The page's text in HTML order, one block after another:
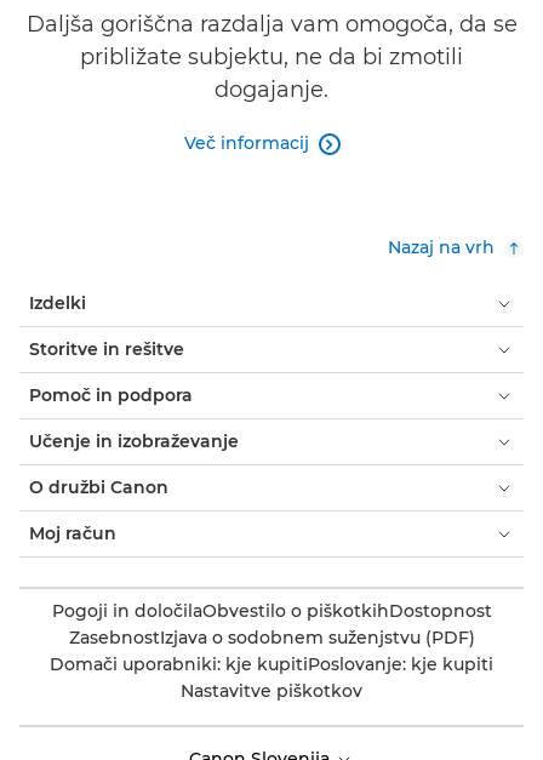
Daljša goriščna razdalja vam omogoča, da se
približate subjektu, ne da bi zmotili
dogajanje.
Več informacij 
Nazaj na vrh
Izdelki
Storitve in rešitve
Pomoč in podpora
Učenje in izobraževanje
O družbi Canon
Moj račun
Pogoji in določilaObvestilo o piškotkihDostopnost
ZasebnostIzjava o sodobnem suženjstvu (PDF)
Domači uporabniki: kje kupitiPoslovanje: kje kupiti
Nastavitve piškotkov